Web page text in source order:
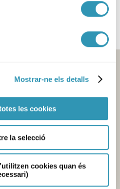
Mostrar-ne els detalls
les cookies
la selecció
cookies quan és
LA SALUT A BARCELONA
de l'Agència
Barcelona -